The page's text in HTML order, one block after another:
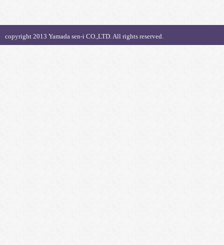
copyright 2013 Yamada sen-i CO.,LTD. All rights reserved.